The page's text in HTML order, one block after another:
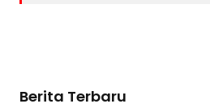
Berita Terbaru